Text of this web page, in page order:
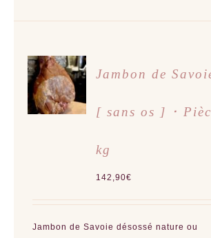
CHOIX
DES
OPTIONS
CE
PRODUIT
A
LA
DU
PRODUIT
/
DÉTAILS
Jambon de
[ sans os ] ･
kg
142,90€
Jambon de Savoie désossé nature ou